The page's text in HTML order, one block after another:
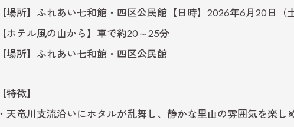
【場所】ふれあい七和館・四区公民館【日時】2026年6月20日（
【ホテル風の山から】車で約20～25分
【場所】ふれあい七和館・四区公民館
【特徴】
・天竜川支流沿いにホタルが乱舞し、静かな里山の雰囲気を楽し